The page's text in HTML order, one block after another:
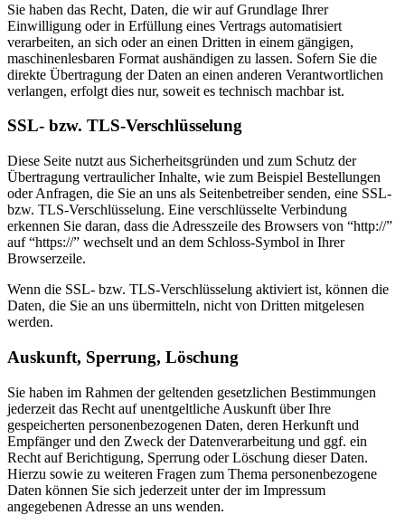
Sie haben das Recht, Daten, die wir auf Grundlage Ihrer
Einwilligung oder in Erfüllung eines Vertrags automatisiert
verarbeiten, an sich oder an einen Dritten in einem gängigen,
maschinenlesbaren Format aushändigen zu lassen. Sofern Sie die
direkte Übertragung der Daten an einen anderen Verantwortlichen
verlangen, erfolgt dies nur, soweit es technisch machbar ist.
SSL- bzw. TLS-Verschlüsselung
Diese Seite nutzt aus Sicherheitsgründen und zum Schutz der
Übertragung vertraulicher Inhalte, wie zum Beispiel Bestellungen
oder Anfragen, die Sie an uns als Seitenbetreiber senden, eine SSL-
bzw. TLS-Verschlüsselung. Eine verschlüsselte Verbindung
erkennen Sie daran, dass die Adresszeile des Browsers von “http://”
auf “https://” wechselt und an dem Schloss-Symbol in Ihrer
Browserzeile.
Wenn die SSL- bzw. TLS-Verschlüsselung aktiviert ist, können die
Daten, die Sie an uns übermitteln, nicht von Dritten mitgelesen
werden.
Auskunft, Sperrung, Löschung
Sie haben im Rahmen der geltenden gesetzlichen Bestimmungen
jederzeit das Recht auf unentgeltliche Auskunft über Ihre
gespeicherten personenbezogenen Daten, deren Herkunft und
Empfänger und den Zweck der Datenverarbeitung und ggf. ein
Recht auf Berichtigung, Sperrung oder Löschung dieser Daten.
Hierzu sowie zu weiteren Fragen zum Thema personenbezogene
Daten können Sie sich jederzeit unter der im Impressum
angegebenen Adresse an uns wenden.